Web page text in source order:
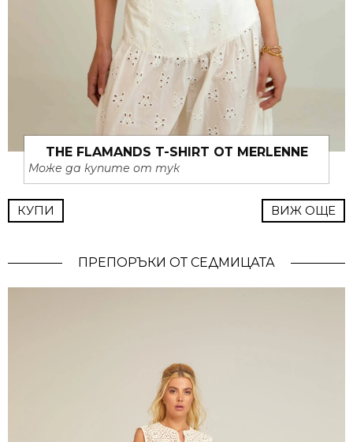
THE FLAMANDS T-SHIRT ОТ MERLENNE
Може да купите от тук
КУПИ ВИЖ ОЩЕ
ПРЕПОРЪКИ ОТ СЕДМИЦАТА